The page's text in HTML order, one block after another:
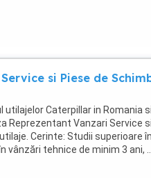
si Piese de
utilajelor Caterpillar in Romania si
Reprezentant Vanzari Service
Cerinte: Studii superioare în
tehnice de minim 3 ani, ...